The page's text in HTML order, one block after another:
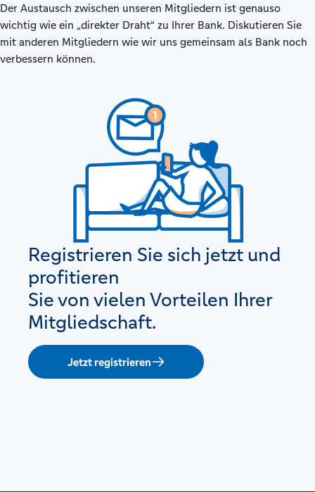
Der Austausch zwischen unseren Mitgliedern ist genauso
wichtig wie ein „direkter Draht“ zu Ihrer Bank. Diskutieren Sie
mit anderen Mitgliedern wie wir uns gemeinsam als Bank noch
verbessern können.
Registrieren Sie sich jetzt und
profitieren
Sie von vielen Vorteilen Ihrer
Mitgliedschaft.
Jetzt registrieren